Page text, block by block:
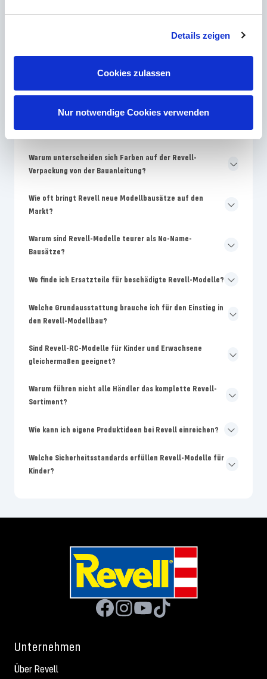
Details zeigen
Cookies zulassen
Nur notwendige Cookies verwenden
Kontakt
Die häufigsten Fragen
Welches Revell Skill-Level ist für Modellbau-Anfänger am
besten geeignet?
Warum unterscheiden sich Farben auf der Revell-
Verpackung von der Bauanleitung?
Wie oft bringt Revell neue Modellbausätze auf den
Markt?
Warum sind Revell-Modelle teurer als No-Name-
Bausätze?
Wo finde ich Ersatzteile für beschädigte Revell-Modelle?
Welche Grundausstattung brauche ich für den Einstieg in
den Revell-Modellbau?
Sind Revell-RC-Modelle für Kinder und Erwachsene
gleichermaßen geeignet?
Warum führen nicht alle Händler das komplette Revell-
Sortiment?
Wie kann ich eigene Produktideen bei Revell einreichen?
Welche Sicherheitsstandards erfüllen Revell-Modelle für
Kinder?
Unternehmen
Über Revell